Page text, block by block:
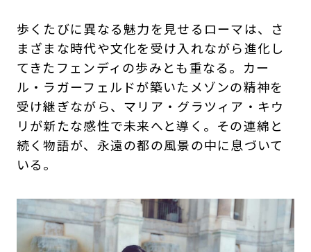
歩くたびに異なる魅力を見せるローマは、さ
まざまな時代や文化を受け入れながら進化し
てきたフェンディの歩みとも重なる。カー
ル・ラガーフェルドが築いたメゾンの精神を
受け継ぎながら、マリア・グラツィア・キウ
リが新たな感性で未来へと導く。その連綿と
続く物語が、永遠の都の風景の中に息づいて
いる。